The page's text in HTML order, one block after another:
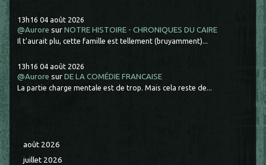
13h16 04 août 2026
@Aurore surNOTRE HISTOIRE - CHRONIQUES DU CAIRE
Il t'aurait plu, cette famille est tellement (bruyamment)...
13h16 04 août 2026
@Aurore surDE LA COMÉDIE FRANCAISE
La partie charge mentale est de trop. Mais cela reste de...
août 2026
juillet 2026